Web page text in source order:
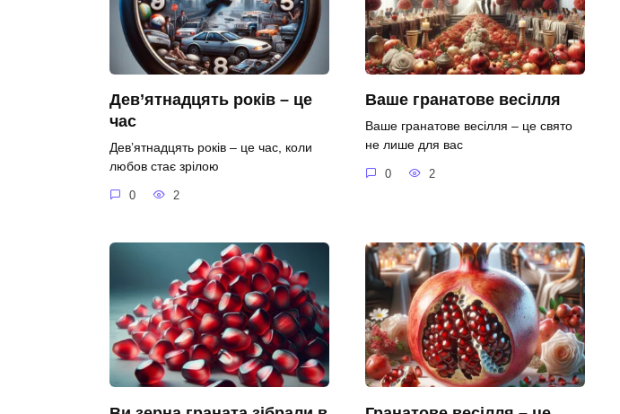
Дев’ятнадцять років – це
час
Дев’ятнадцять років – це час, коли
любов стає зрілою
0 2
Ваше гранатове весілля
Ваше гранатове весілля – це свято
не лише для вас
0 2